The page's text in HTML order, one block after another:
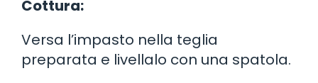
Cottura:
Versa l’impasto nella teglia
preparata e livellalo con una spatola.